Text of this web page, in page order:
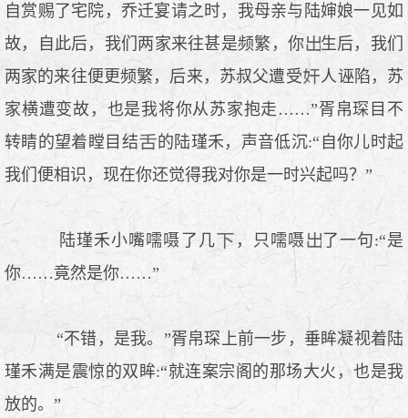
自赏赐了宅院，乔迁宴请之时，我母亲与陆婶娘一见如
故，自此后，我们两家来往甚是频繁，你
生后，我们
两家的来往便更频繁，后来，苏叔父遭受
人诬陷，苏
家横遭变故，也是我将你从苏家抱走……”胥帛琛目不
转睛的望着瞠目结
的陆瑾禾，声音低沉:“自你儿时起
我们便相识，现在你还觉得我对你是一时兴起吗？”
陆瑾禾小嘴嚅嗫了几 ，只嚅嗫
了一句:“是
你……竟然是你……”
“不错，是我。”胥帛琛上前一步，垂眸凝视着陆
瑾禾满是震惊的双眸:“就连案宗阁的那场大火，也是我
放的。”